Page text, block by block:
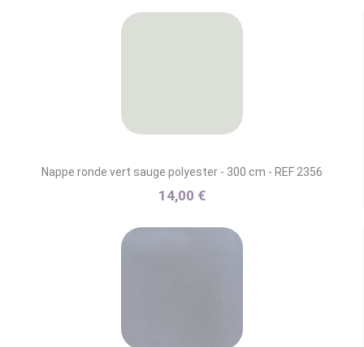
Nappe ronde vert sauge polyester - 300 cm - REF 2356
14,00 €